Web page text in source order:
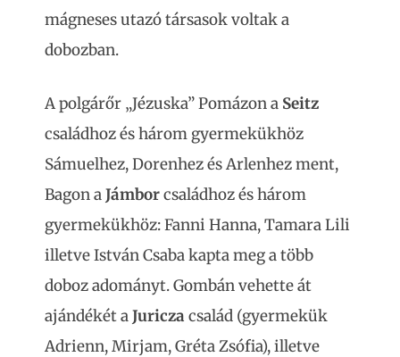
mágneses utazó társasok voltak a
dobozban.
A polgárőr „Jézuska” Pomázon a Seitz
családhoz és három gyermekükhöz
Sámuelhez, Dorenhez és Arlenhez ment,
Bagon aJámborcsaládhoz és három
gyermekükhöz: Fanni Hanna, Tamara Lili
illetve István Csaba kapta meg a több
doboz adományt. Gombán vehette át
ajándékét aJuriczacsalád (gyermekük
Adrienn, Mirjam, Gréta Zsófia), illetve